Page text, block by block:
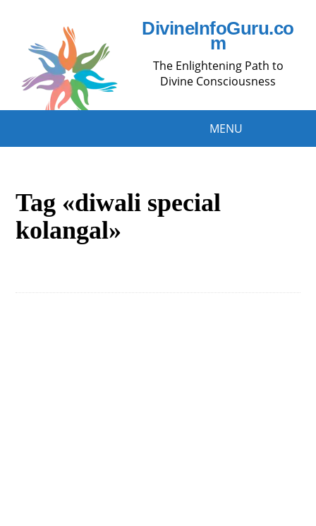
DivineInfoGuru.co
m
The Enlightening Path to
Divine Consciousness
MENU
Tag «diwali special
kolangal»